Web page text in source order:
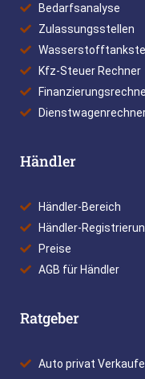
Bedarfsanalyse
Zulassungsstellen
Kfz-Steuer Rechner
Händler
Händler-Bereich
Händler-
Preise
AGB für Händler
Ratgeber
Auto privat